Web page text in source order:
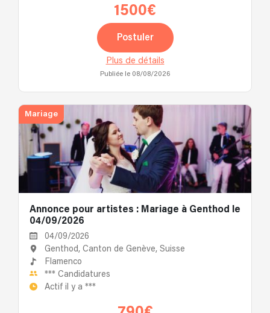
1500€
Postuler
Plus de détails
Publiée le 08/08/2026
Mariage
Annonce pour artistes : Mariage à Genthod le
04/09/2026
04/09/2026
Genthod, Canton de Genève, Suisse
Flamenco
*** Candidatures
Actif il y a ***